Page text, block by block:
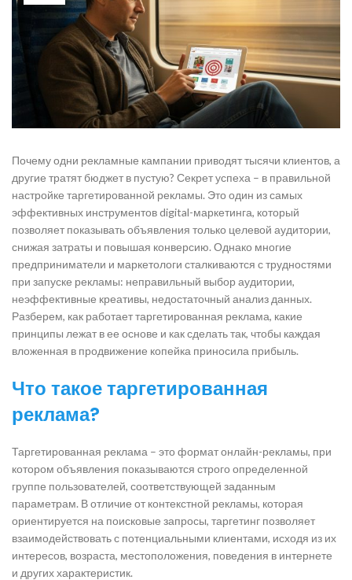
Почему одни рекламные кампании приводят тысячи клиентов, а
другие тратят бюджет в пустую? Секрет успеха – в правильной
настройке таргетированной рекламы. Это один из самых
эффективных инструментов digital-маркетинга, который
позволяет показывать объявления только целевой аудитории,
снижая затраты и повышая конверсию. Однако многие
предприниматели и маркетологи сталкиваются с трудностями
при запуске рекламы: неправильный выбор аудитории,
неэффективные креативы, недостаточный анализ данных.
Разберем, как работает таргетированная реклама, какие
принципы лежат в ее основе и как сделать так, чтобы каждая
вложенная в продвижение копейка приносила прибыль.
Что такое таргетированная
реклама?
Таргетированная реклама – это формат онлайн-рекламы, при
котором объявления показываются строго определенной
группе пользователей, соответствующей заданным
параметрам. В отличие от контекстной рекламы, которая
ориентируется на поисковые запросы, таргетинг позволяет
взаимодействовать с потенциальными клиентами, исходя из их
интересов, возраста, местоположения, поведения в интернете
и других характеристик.